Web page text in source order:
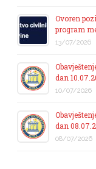
Ovoren
program
13/07/2026
dan
10/07/2026
dan
08/07/2026